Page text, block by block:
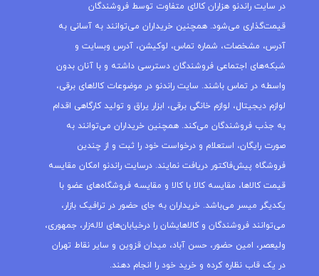
در سایت راندنو هزاران کالای متفاوت توسط فروشندگان
قیمت‌گذاری می‌شود. همچنین خریداران می‌توانند به آسانی به
آدرس، مشخصات، شماره تماس، لوکیشن، آدرس وبسایت و
شبکه‌های اجتماعی فروشندگان دسترسی داشته و با آنان بدون
واسطه در تماس باشند. سایت راندنو در موضوعات کالاهای برقی،
لوازم دیجیتال، لوازم خانگی برقی، ابزار یراق و تولید کارگاهی اقدام
به جذب فروشندگان می‌کند. همچنین خریداران می‌توانند به
صورت رایگان، استعلام و درخواست خود را ثبت و از چندین
فروشگاه پیش‌فاکتور دریافت نمایند. درسایت راندنو امکان مقایسه
قیمت کالاها، مقایسه کالا با کالا و مقایسه فروشگاه‌های عضو با
یکدیگر میسر می‌باشد. خریداران به جای حضور در ترافیک بازار،
می‌توانند فروشندگان و کالاهایشان را درخیابان‌های لاله‌زار، جمهوری،
ولیعصر، امین حضور، حسن آباد، میدان قزوین و سایر نقاط تهران
در یک قاب نظاره کرده و خرید خود را انجام دهند.